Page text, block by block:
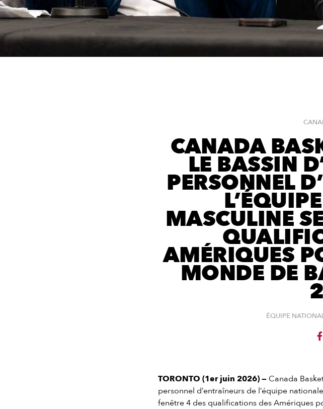
CANADA
LE BASSIN
PERSONNEL
MASCULINE
AMÉRIQUES
MONDE DE
ÉQUIPE

TORONTO (1er juin 2026) — Canada
personnel d’entraîneurs de l’équipe
fenêtre 4 des qualifications des Amériques